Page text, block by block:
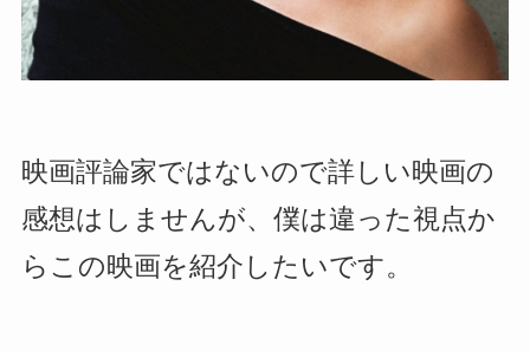
映画評論家ではないので詳しい映画の
感想はしませんが、僕は違った視点か
らこの映画を紹介したいです。